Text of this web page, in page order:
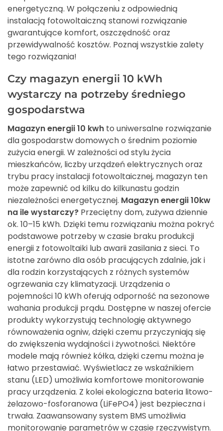
energetyczną. W połączeniu z odpowiednią
instalacją fotowoltaiczną stanowi rozwiązanie
gwarantujące komfort, oszczędność oraz
przewidywalność kosztów. Poznaj wszystkie zalety
tego rozwiązania!
Czy magazyn energii 10 kWh
wystarczy na potrzeby średniego
gospodarstwa
Magazyn energii 10 kwh to uniwersalne rozwiązanie
dla gospodarstw domowych o średnim poziomie
zużycia energii. W zależności od stylu życia
mieszkańców, liczby urządzeń elektrycznych oraz
trybu pracy instalacji fotowoltaicznej, magazyn ten
może zapewnić od kilku do kilkunastu godzin
niezależności energetycznej. Magazyn energii 10kw
na ile wystarczy? Przeciętny dom, zużywa dziennie
ok. 10–15 kWh. Dzięki temu rozwiązaniu można pokryć
podstawowe potrzeby w czasie braku produkcji
energii z fotowoltaiki lub awarii zasilania z sieci. To
istotne zarówno dla osób pracujących zdalnie, jak i
dla rodzin korzystających z różnych systemów
ogrzewania czy klimatyzacji. Urządzenia o
pojemności 10 kWh oferują odporność na sezonowe
wahania produkcji prądu. Dostępne w naszej ofercie
produkty wykorzystują technologię aktywnego
równoważenia ogniw, dzięki czemu przyczyniają się
do zwiększenia wydajności i żywotności. Niektóre
modele mają również kółka, dzięki czemu można je
łatwo przestawiać. Wyświetlacz ze wskaźnikiem
stanu (LED) umożliwia komfortowe monitorowanie
pracy urządzenia. Z kolei ekologiczna bateria litowo-
żelazowo-fosforanowa (LiFePO4) jest bezpieczna i
trwała. Zaawansowany system BMS umożliwia
monitorowanie parametrów w czasie rzeczywistym.